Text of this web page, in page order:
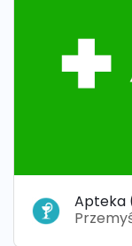
Apteka